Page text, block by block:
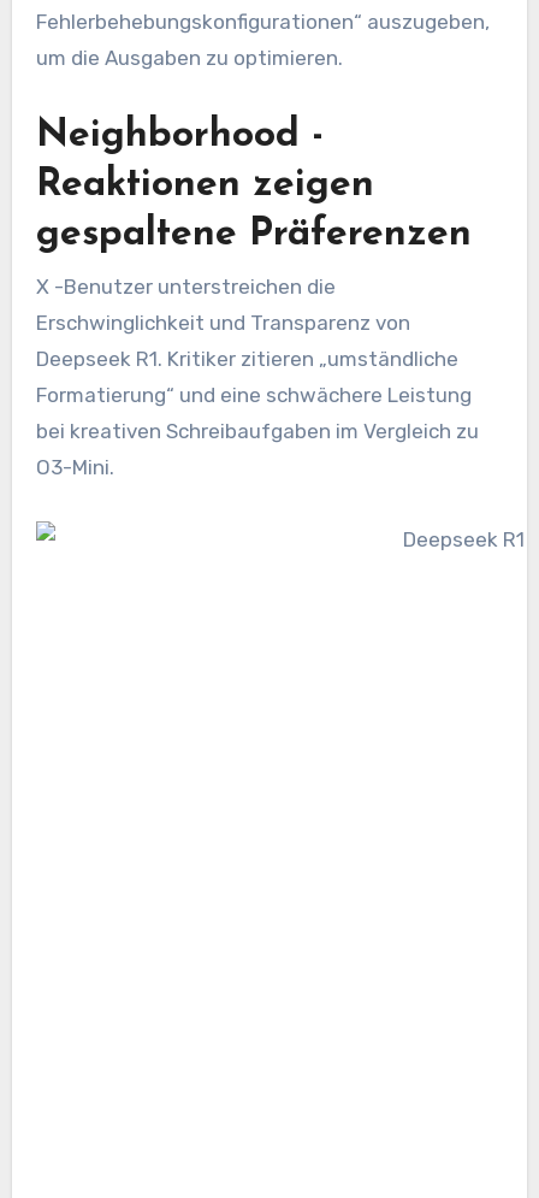
Fehlerbehebungskonfigurationen“ auszugeben,
um die Ausgaben zu optimieren.
Neighborhood -
Reaktionen zeigen
gespaltene Präferenzen
X -Benutzer unterstreichen die
Erschwinglichkeit und Transparenz von
Deepseek R1. Kritiker zitieren „umständliche
Formatierung“ und eine schwächere Leistung
bei kreativen Schreibaufgaben im Vergleich zu
O3-Mini.